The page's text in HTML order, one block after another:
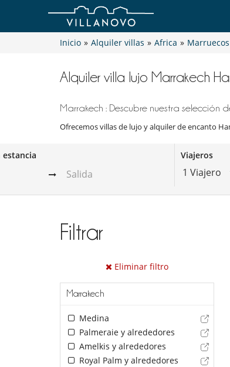
Inicio » Alquiler villas » Africa » Marruecos
Alquiler villa lujo Marrakech
Marrakech : Descubre nuestra selección
Ofrecemos villas de lujo y alquiler de encanto
estancia Viajeros
1 Viajero
Filtrar
Eliminar filtro
Marrakech
Medina
Palmeraie y alrededores
Amelkis y alrededores
Royal Palm y alrededores